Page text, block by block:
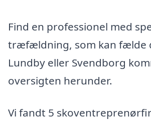
Find en professionel med
træfældning, som kan fælde
Lundby eller Svendborg
oversigten herunder.
Vi fandt 5